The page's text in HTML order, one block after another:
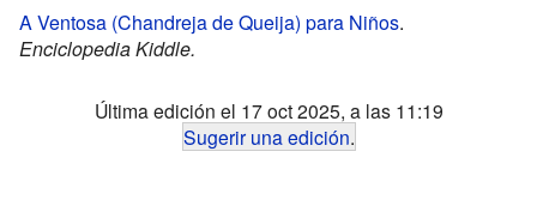
A Ventosa (Chandreja de Queija) para Niños.
Enciclopedia Kiddle.
Última edición el 17 oct 2025, a las 11:19
Sugerir una edición.